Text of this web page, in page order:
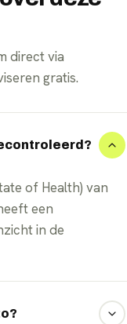
direct via
gratis.
of Health) van
een
in de